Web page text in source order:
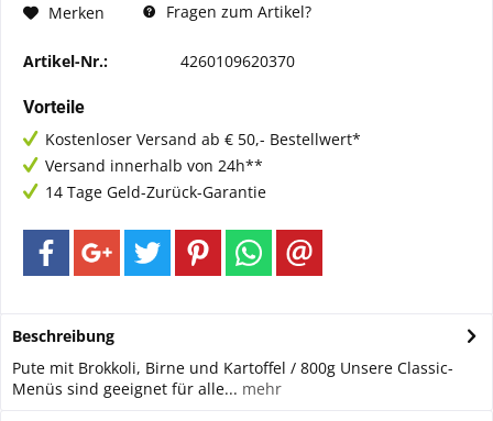
Merken Fragen zum Artikel?
Artikel-Nr.: 4260109620370
Vorteile
Kostenloser Versand ab € 50,- Bestellwert*
Versand innerhalb von 24h**
14 Tage Geld-Zurück-Garantie
Beschreibung
Pute mit Brokkoli, Birne und Kartoffel / 800g Unsere Classic-
Menüs sind geeignet für alle... mehr